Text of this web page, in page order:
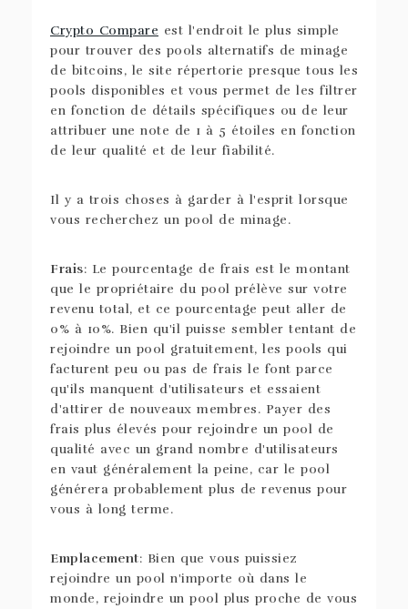
Crypto Compare est l'endroit le plus simple
pour trouver des pools alternatifs de minage
de bitcoins, le site répertorie presque tous les
pools disponibles et vous permet de les filtrer
en fonction de détails spécifiques ou de leur
attribuer une note de 1 à 5 étoiles en fonction
de leur qualité et de leur fiabilité.
Il y a trois choses à garder à l'esprit lorsque
vous recherchez un pool de minage.
Frais: Le pourcentage de frais est le montant
que le propriétaire du pool prélève sur votre
revenu total, et ce pourcentage peut aller de
0% à 10%. Bien qu'il puisse sembler tentant de
rejoindre un pool gratuitement, les pools qui
facturent peu ou pas de frais le font parce
qu'ils manquent d'utilisateurs et essaient
d'attirer de nouveaux membres. Payer des
frais plus élevés pour rejoindre un pool de
qualité avec un grand nombre d'utilisateurs
en vaut généralement la peine, car le pool
générera probablement plus de revenus pour
vous à long terme.
Emplacement: Bien que vous puissiez
rejoindre un pool n'importe où dans le
monde, rejoindre un pool plus proche de vous